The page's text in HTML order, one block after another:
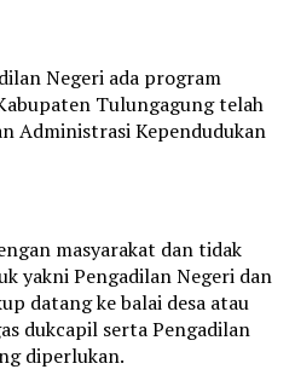
Negeri ada program
Tulungagung telah
Administrasi Kependudukan
masyarakat dan tidak
yakni Pengadilan Negeri dan
datang ke balai desa atau
dukcapil serta Pengadilan
diperlukan.